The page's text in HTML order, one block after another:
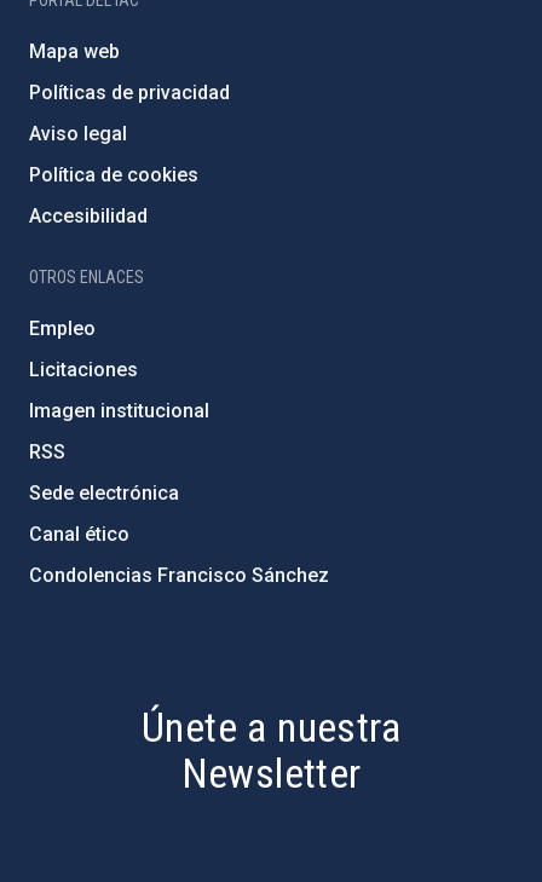
Mapa web
Políticas de privacidad
Aviso legal
Política de cookies
Accesibilidad
OTROS ENLACES
Empleo
Licitaciones
Imagen institucional
RSS
Sede electrónica
Canal ético
Condolencias Francisco Sánchez
Únete a nuestra
Newsletter